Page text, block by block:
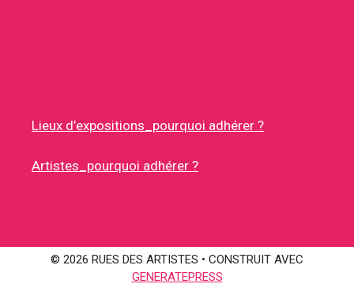
Lieux d’expositions_pourquoi adhérer ?
Artistes_pourquoi adhérer ?
© 2026 RUES DES ARTISTES • CONSTRUIT AVEC
GENERATEPRESS